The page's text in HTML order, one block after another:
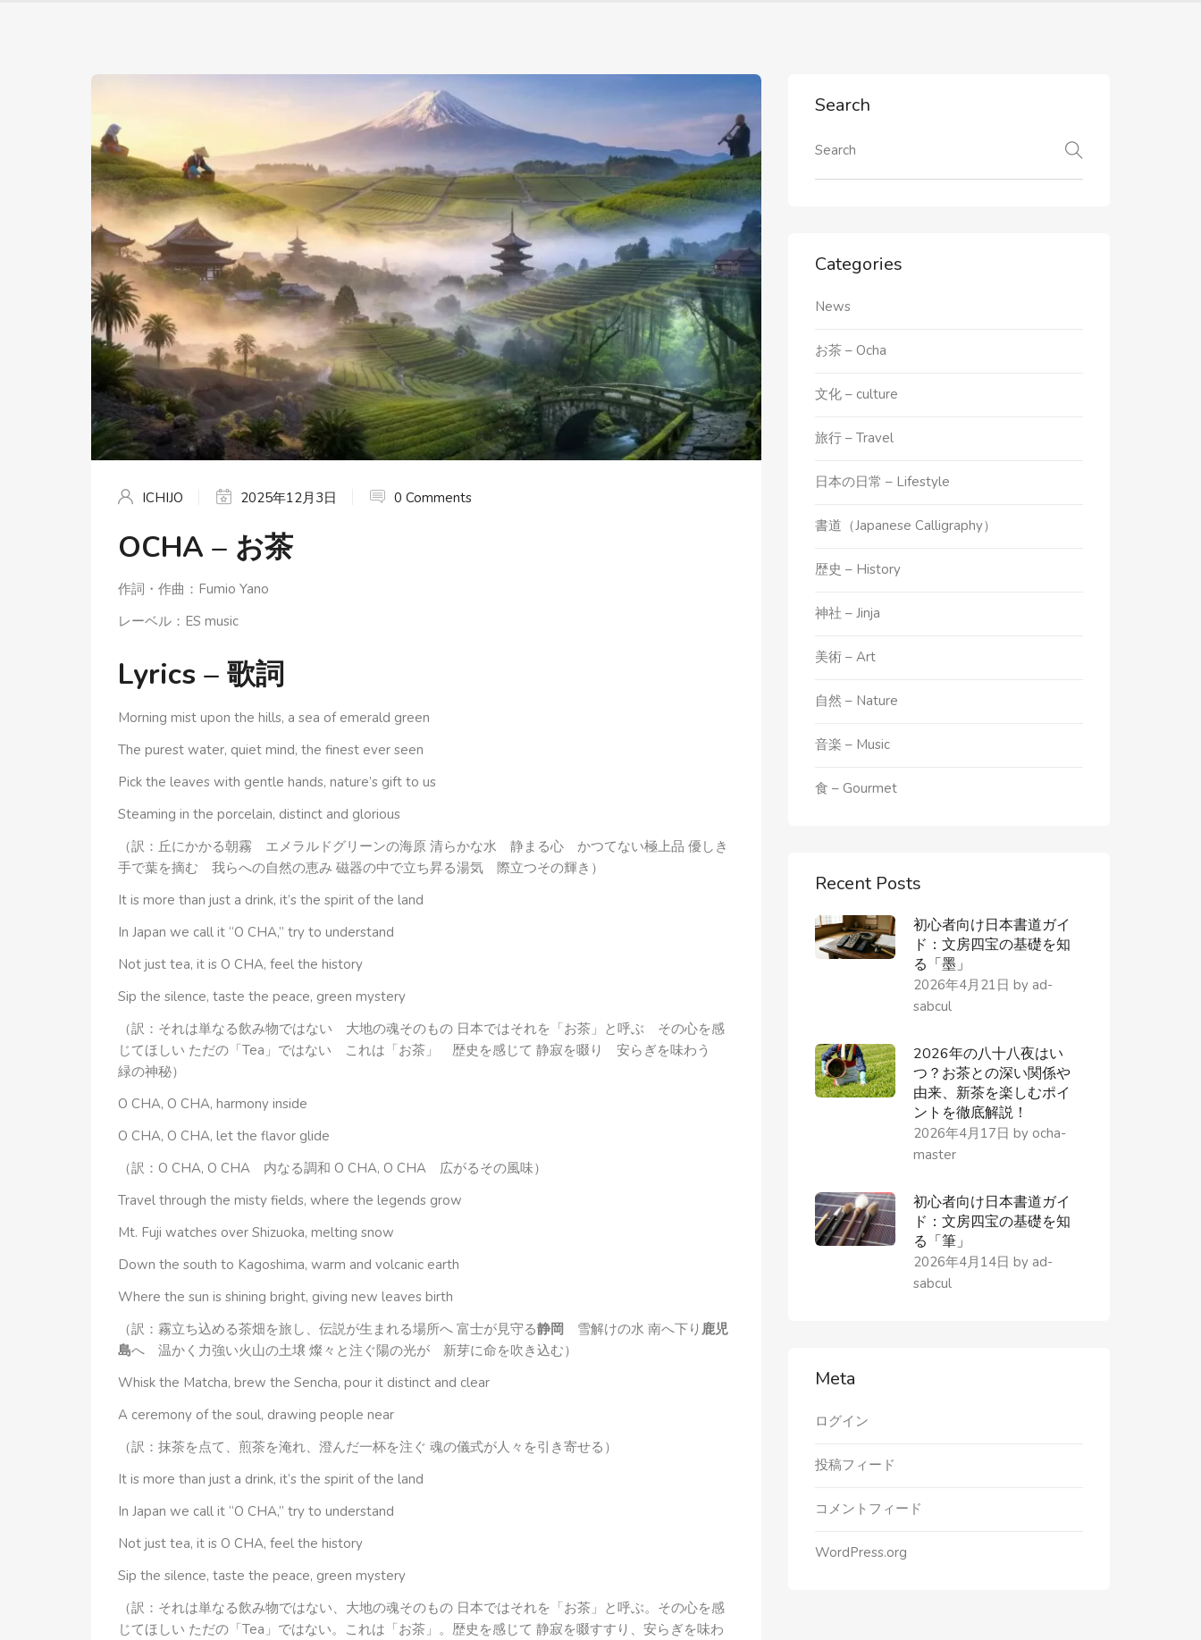
ICHIJO 2025年12月3日 0 Comments
OCHA – お茶
作詞・作曲：Fumio Yano
レーベル：ES music
Lyrics – 歌詞
Morning mist upon the hills, a sea of emerald green
The purest water, quiet mind, the finest ever seen
Pick the leaves with gentle hands, nature’s gift to us
Steaming in the porcelain, distinct and glorious
（訳：丘にかかる朝霧 エメラルドグリーンの海原 清らかな水 静まる心 かつてない極上品 優しき
手で葉を摘む 我らへの自然の恵み 磁器の中で立ち昇る湯気 際立つその輝き）
It is more than just a drink, it’s the spirit of the land
In Japan we call it “O CHA,” try to understand
Not just tea, it is O CHA, feel the history
Sip the silence, taste the peace, green mystery
（訳：それは単なる飲み物ではない 大地の魂そのもの 日本ではそれを「お茶」と呼ぶ その心を感
じてほしい ただの「Tea」ではない これは「お茶」 歴史を感じて 静寂を啜り 安らぎを味わう
緑の神秘）
O CHA, O CHA, harmony inside
O CHA, O CHA, let the flavor glide
（訳：O CHA, O CHA 内なる調和 O CHA, O CHA 広がるその風味）
Travel through the misty fields, where the legends grow
Mt. Fuji watches over Shizuoka, melting snow
Down the south to Kagoshima, warm and volcanic earth
Where the sun is shining bright, giving new leaves birth
（訳：霧立ち込める茶畑を旅し、伝説が生まれる場所へ 富士が見守る静岡 雪解けの水 南へ下り 鹿児
島へ 温かく力強い火山の土壌 燦々と注ぐ陽の光が 新芽に命を吹き込む）
Whisk the Matcha, brew the Sencha, pour it distinct and clear
A ceremony of the soul, drawing people near
（訳：抹茶を点て、煎茶を淹れ、澄んだ一杯を注ぐ 魂の儀式が人々を引き寄せる）
It is more than just a drink, it’s the spirit of the land
In Japan we call it “O CHA,” try to understand
Not just tea, it is O CHA, feel the history
Sip the silence, taste the peace, green mystery
（訳：それは単なる飲み物ではない、大地の魂そのもの 日本ではそれを「お茶」と呼ぶ。その心を感
じてほしい ただの「Tea」ではない。これは「お茶」。歴史を感じて 静寂を啜すすり、安らぎを味わ
Search
Categories
News
お茶 – Ocha
文化 – culture
旅行 – Travel
日本の日常 – Lifestyle
書道（Japanese Calligraphy）
歴史 – History
神社 – Jinja
美術 – Art
自然 – Nature
音楽 – Music
食 – Gourmet
Recent Posts
初心者向け日本書道ガイ
ド：文房四宝の基礎を知
る「墨」
2026年4月21日by ad-
sabcul
2026年の八十八夜はい
つ？お茶との深い関係や
由来、新茶を楽しむポイ
ントを徹底解説！
2026年4月17日by ocha-
master
初心者向け日本書道ガイ
ド：文房四宝の基礎を知
る「筆」
2026年4月14日by ad-
sabcul
Meta
ログイン
投稿フィード
コメントフィード
WordPress.org